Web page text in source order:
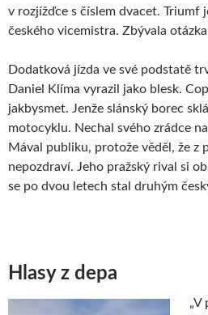
v rozjížďce s číslem dvacet. Triumf
českého vicemistra. Zbývala
Dodatková jízda ve své podstatě
Daniel Klíma vyrazil jako blesk.
jakbysmet. Jenže slánský borec
motocyklu. Nechal svého zrádce
Mával publiku, protože věděl, že z
nepozdraví. Jeho pražský rival si
se po dvou letech stal druhým
Hlasy z depa
„V